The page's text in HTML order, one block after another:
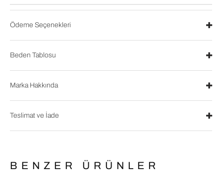
Ödeme Seçenekleri
Beden Tablosu
Marka Hakkında
Teslimat ve İade
BENZER ÜRÜNLER